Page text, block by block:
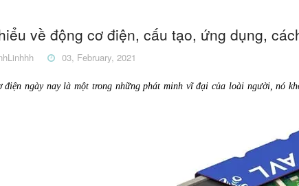
về động cơ điện, cấu tạo, ứng dụng,
03, February, 2021
điện ngày nay là một trong những phát minh vĩ đại của loài người, nó